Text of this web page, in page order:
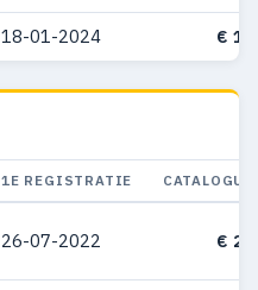
18-01-2024 €
1E REGISTRATIE
26-07-2022 €